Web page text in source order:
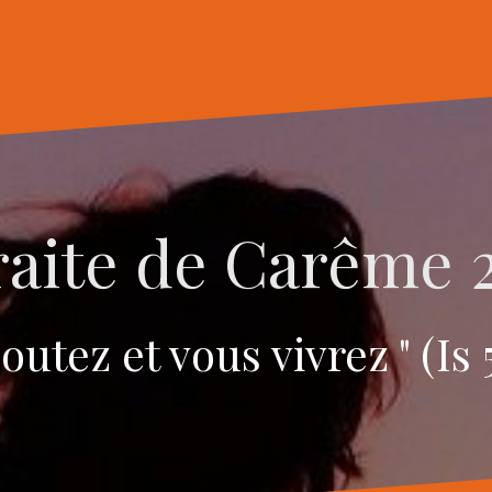
de Carême
et vous vivrez " (Is